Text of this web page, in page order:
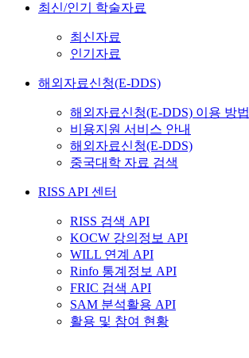
최신/인기 학술자료
최신자료
인기자료
해외자료신청(E-DDS)
해외자료신청(E-DDS) 이용 방법
비용지원 서비스 안내
해외자료신청(E-DDS)
중국대학 자료 검색
RISS API 센터
RISS 검색 API
KOCW 강의정보 API
WILL 연계 API
Rinfo 통계정보 API
FRIC 검색 API
SAM 분석활용 API
활용 및 참여 현황